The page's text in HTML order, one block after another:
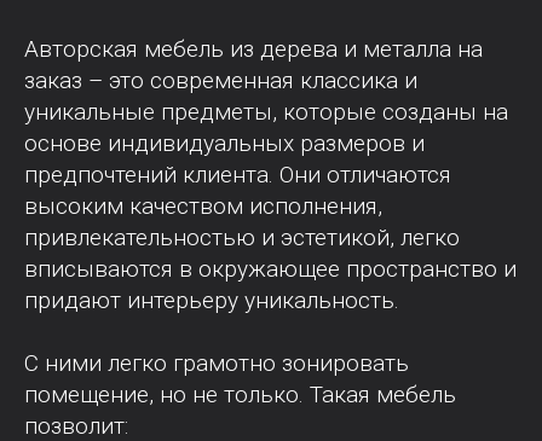
Авторская мебель из дерева и металла на
заказ – это современная классика и
уникальные предметы, которые созданы на
основе индивидуальных размеров и
предпочтений клиента. Они отличаются
высоким качеством исполнения,
привлекательностью и эстетикой, легко
вписываются в окружающее пространство и
придают интерьеру уникальность.
С ними легко грамотно зонировать
помещение, но не только. Такая мебель
позволит: